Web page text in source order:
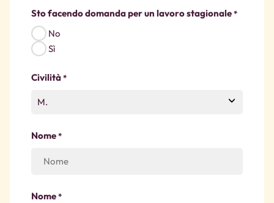
Sto facendo domanda per un lavoro stagionale *
No
Sì
Civilità *
Nome *
Nome *